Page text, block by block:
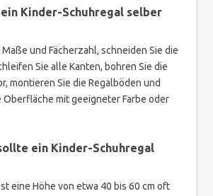
ein Kinder-Schuhregal selber
und Fächerzahl, schneiden Sie die
Sie alle Kanten, bohren Sie die
montieren Sie die Regalböden und
Oberfläche mit geeigneter Farbe oder
ein Kinder-Schuhregal
eine Höhe von etwa 40 bis 60 cm oft